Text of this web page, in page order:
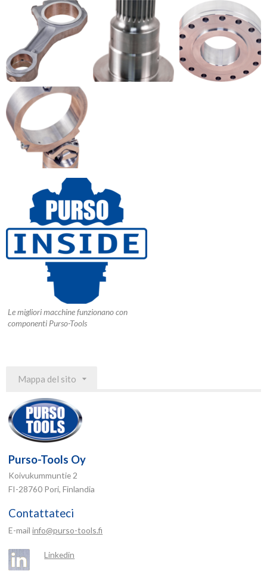
Le migliori macchine funzionano con
componenti Purso-Tools
Mappa del sito
Purso-Tools Oy
Koivukummuntie 2
FI-28760 Pori, Finlandia
Contattateci
E-mailinfo@purso-tools.fi
Linkedin